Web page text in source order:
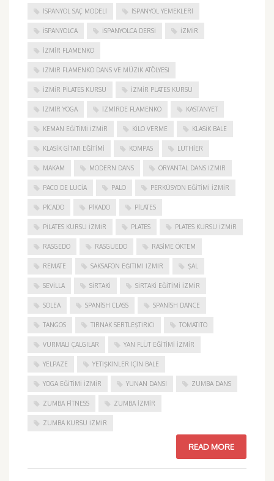
İSPANYOL SAÇ MODELI İSPANYOL YEMEKLERI
İSPANYOLCA İSPANYOLCA DERSI IZMIR
IZMIR FLAMENKO
İZMIR FLAMENKO DANS VE MÜZIK ATÖLYESI
İZMIR PILATES KURSU İZMIR PLATES KURSU
İZMIR YOGA IZMIRDE FLAMENKO KASTANYET
KEMAN EĞITIMI İZMIR KILO VERME KLASIK BALE
KLASIK GITAR EĞITIMI KOMPAS LUTHIER
MAKAM MODERN DANS ORYANTAL DANS İZMIR
PACO DE LUCIA PALO PERKÜSYON EĞITIMI İZMIR
PICADO PIKADO PILATES
PILATES KURSU İZMIR PLATES PLATES KURSU İZMIR
RASGEDO RASGUEDO RASIME ÖKTEM
REMATE SAKSAFON EĞITIMI İZMIR ŞAL
SEVILLA SIRTAKI SIRTAKI EĞITIMI İZMIR
SOLEA SPANISH CLASS SPANISH DANCE
TANGOS TIRNAK SERTLEŞTIRICI TOMATITO
VURMALI ÇALGILAR YAN FLÜT EĞITIMI İZMIR
YELPAZE YETIŞKINLER IÇIN BALE
YOGA EĞITIMI İZMIR YUNAN DANSI ZUMBA DANS
ZUMBA FITNESS ZUMBA İZMIR
ZUMBA KURSU İZMIR
READ MORE